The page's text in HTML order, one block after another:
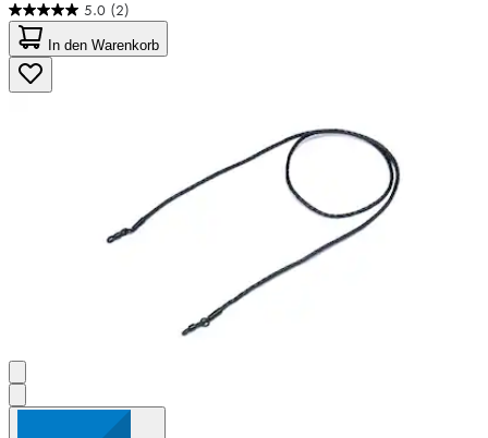
5.0 (2)
5.0
von
5
Sternen.
2
In den Warenkorb